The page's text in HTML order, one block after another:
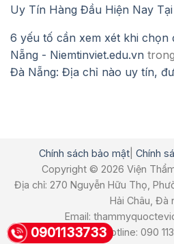
Uy Tín Hàng Đầu Hiện Nay
6 yếu tố cần xem xét khi chọn
Nẵng - Niemtinviet.edu.vn trong
Đà Nẵng: Địa chỉ nào uy tín,
Chính sách bảo mật| Chính
Copyright © 2026 Viện
Địa chỉ: 270 Nguyễn Hữu Thọ,
Hải Châu, Đà
Email:
Hotline: 090
0901133733